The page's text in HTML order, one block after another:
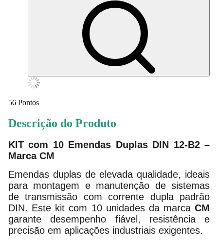
56 Pontos
Descrição do Produto
KIT com 10 Emendas Duplas DIN 12-B2 –
Marca CM
Emendas duplas de elevada qualidade, ideais
para montagem e manutenção de sistemas
de transmissão com corrente dupla padrão
DIN. Este kit com 10 unidades da marcaCM
garante desempenho fiável, resistência e
precisão em aplicações industriais exigentes.